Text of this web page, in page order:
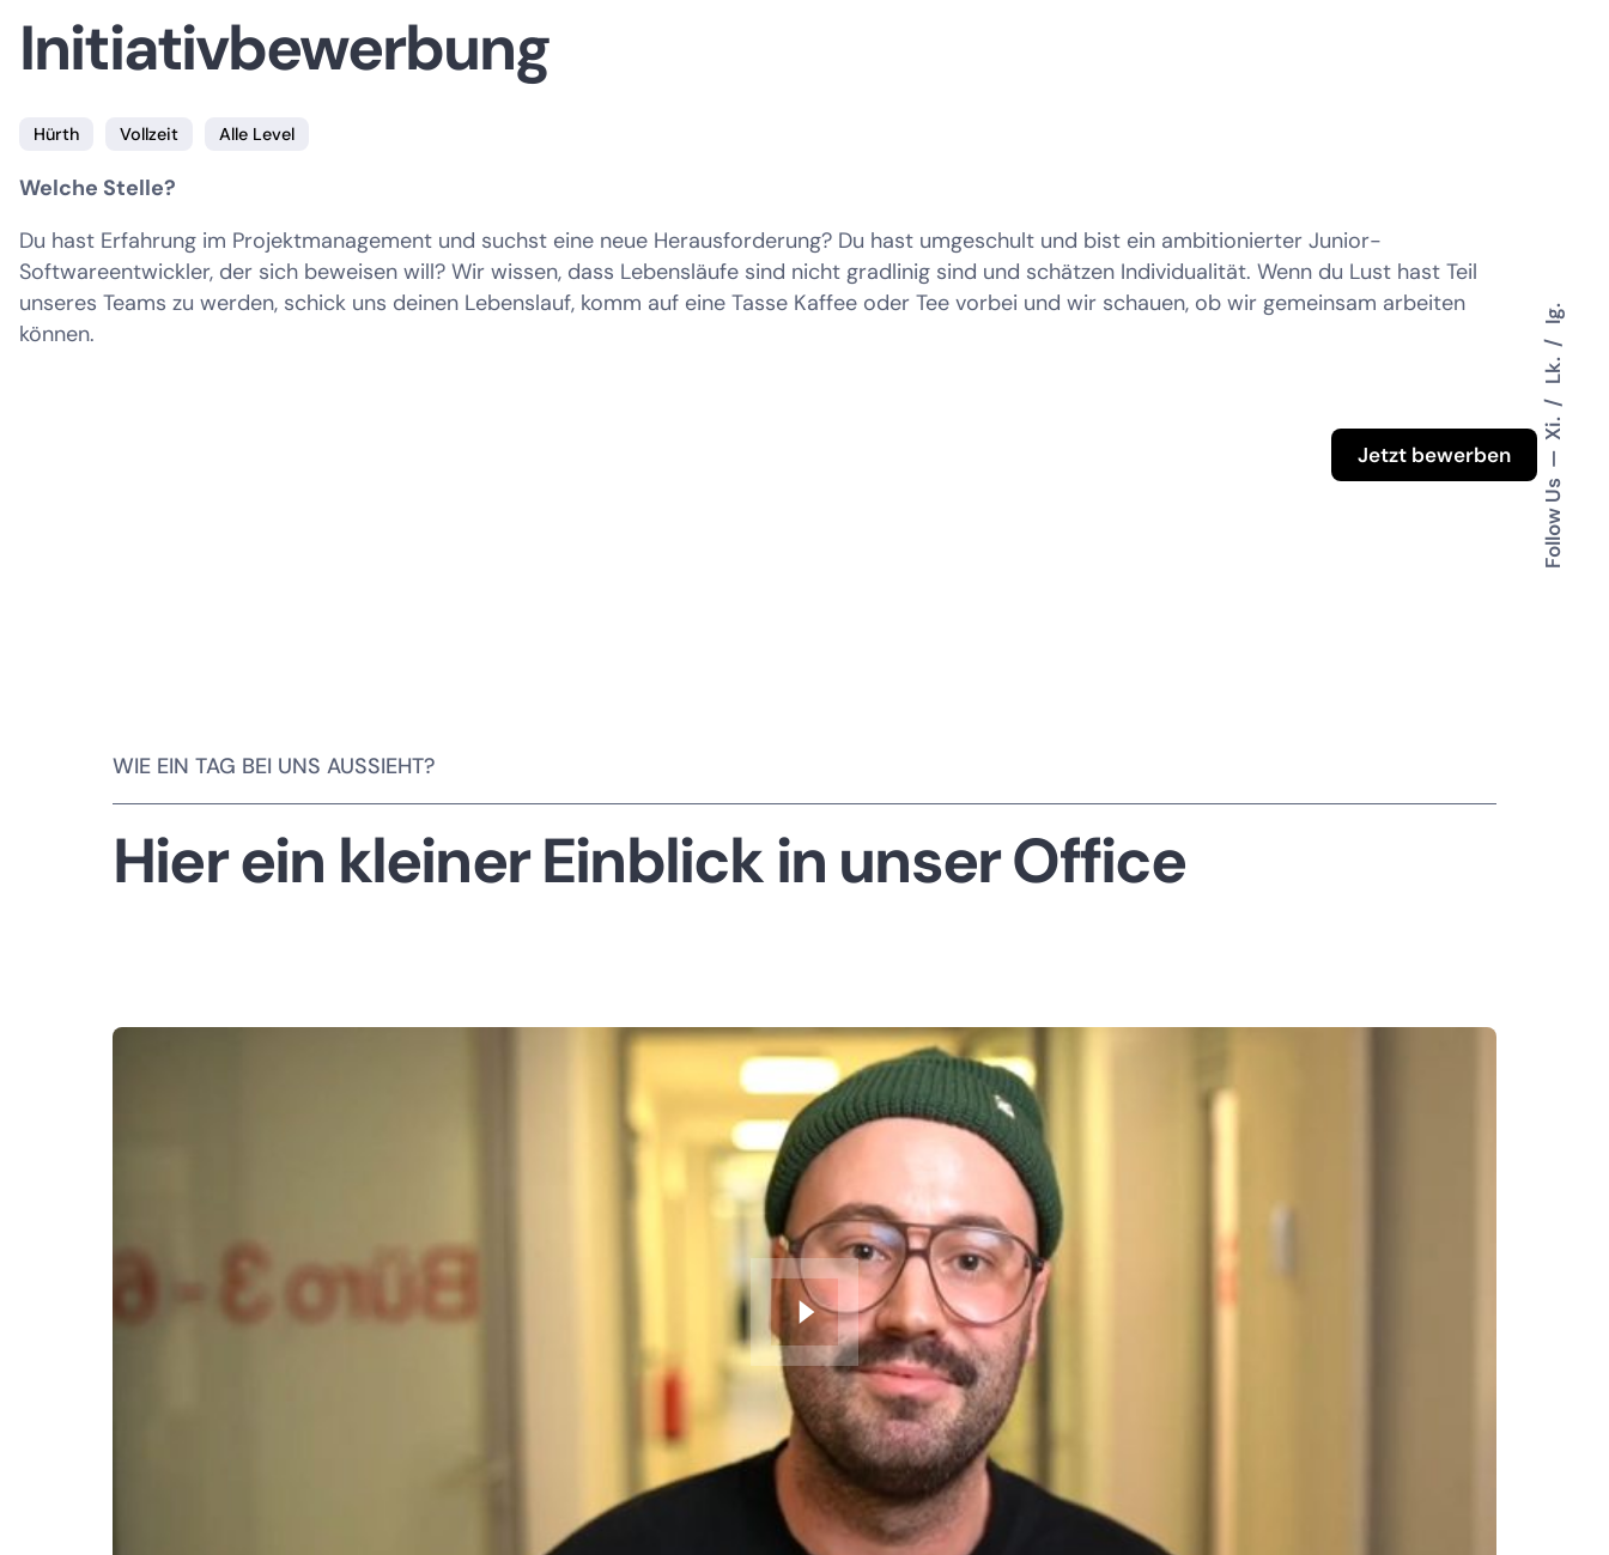
Follow Us
Xi.
Lk.
Ig.
Initiativbewerbung
Hürth Vollzeit Alle Level
Welche Stelle?
Du hast Erfahrung im Projektmanagement und suchst eine neue Herausforderung? Du hast umgeschult und bist ein ambitionierter Junior-
Softwareentwickler, der sich beweisen will? Wir wissen, dass Lebensläufe sind nicht gradlinig sind und schätzen Individualität. Wenn du Lust hast Teil
unseres Teams zu werden, schick uns deinen Lebenslauf, komm auf eine Tasse Kaffee oder Tee vorbei und wir schauen, ob wir gemeinsam arbeiten
können.
Jetzt bewerben
WIE EIN TAG BEI UNS AUSSIEHT?
Hier ein kleiner Einblick in unser Office